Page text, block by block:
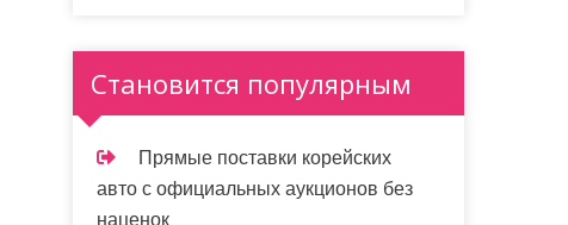
Становится популярным
Прямые поставки корейских
авто с официальных аукционов без
наценок